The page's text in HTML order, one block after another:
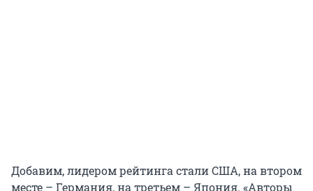
Добавим, лидером рейтинга стали США, на втором
месте – Германия, на третьем – Япония. «Авторы